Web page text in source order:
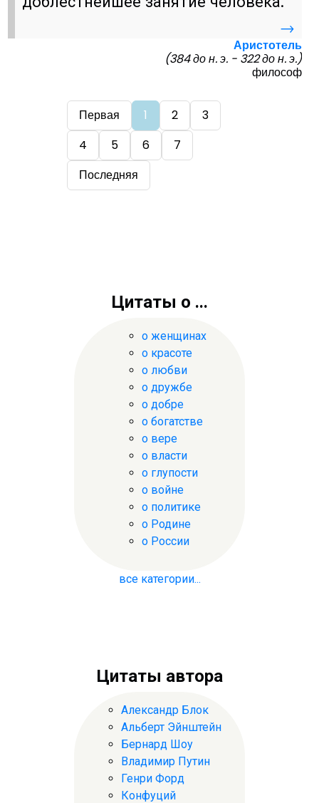
→
Аристотель
(384 до н. э. - 322 до н. э.)
философ
Первая 1 2
3
4
5 6
7
Последняя
Цитаты о ...
о женщинах
о красоте
о любви
о дружбе
о добре
о богатстве
о вере
о власти
о глупости
о войне
о политике
о Родине
о России
все категории...
Цитаты автора
Александр Блок
Альберт Эйнштейн
Бернард Шоу
Владимир Путин
Генри Форд
Конфуций